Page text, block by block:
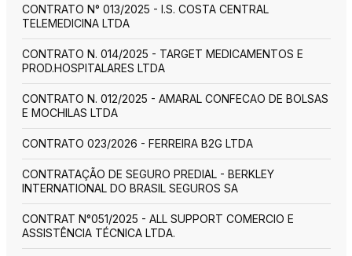
CONTRATO N° 013/2025 - I.S. COSTA CENTRAL
TELEMEDICINA LTDA
CONTRATO N. 014/2025 - TARGET MEDICAMENTOS E
PROD.HOSPITALARES LTDA
CONTRATO N. 012/2025 - AMARAL CONFECAO DE BOLSAS
E MOCHILAS LTDA
CONTRATO 023/2026 - FERREIRA B2G LTDA
CONTRATAÇÃO DE SEGURO PREDIAL - BERKLEY
INTERNATIONAL DO BRASIL SEGUROS SA
CONTRAT N°051/2025 - ALL SUPPORT COMERCIO E
ASSISTÊNCIA TÉCNICA LTDA.